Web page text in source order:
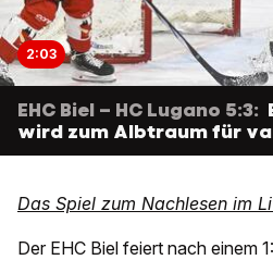
2:03
EHC Biel – HC Lugano 5:3:
wird zum Albtraum für
Das Spiel zum Nachlesen im
Der EHC Biel feiert nach einem